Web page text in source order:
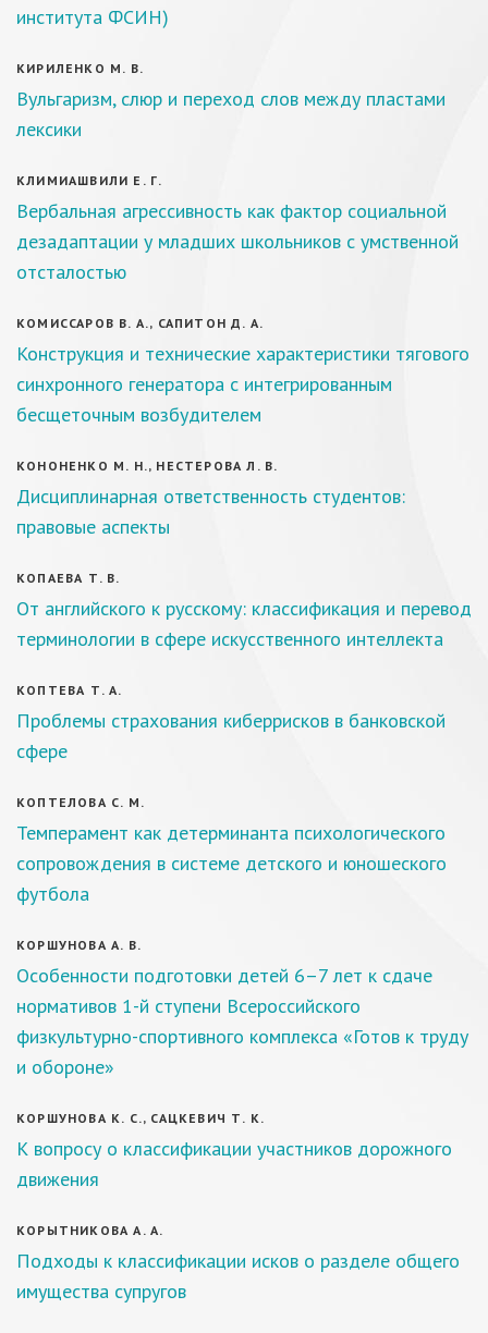
института ФСИН)
КИРИЛЕНКО М. В.
Вульгаризм, слюр и переход слов между пластами
лексики
КЛИМИАШВИЛИ Е. Г.
Вербальная агрессивность как фактор социальной
дезадаптации у младших школьников с умственной
отсталостью
КОМИССАРОВ В. А., САПИТОН Д. А.
Конструкция и технические характеристики тягового
синхронного генератора с интегрированным
бесщеточным возбудителем
КОНОНЕНКО М. Н., НЕСТЕРОВА Л. В.
Дисциплинарная ответственность студентов:
правовые аспекты
КОПАЕВА Т. В.
От английского к русскому: классификация и перевод
терминологии в сфере искусственного интеллекта
КОПТЕВА Т. А.
Проблемы страхования киберрисков в банковской
сфере
КОПТЕЛОВА С. М.
Темперамент как детерминанта психологического
сопровождения в системе детского и юношеского
футбола
КОРШУНОВА А. В.
Особенности подготовки детей 6–7 лет к сдаче
нормативов 1-й ступени Всероссийского
физкультурно-спортивного комплекса «Готов к труду
и обороне»
КОРШУНОВА К. С., САЦКЕВИЧ Т. К.
К вопросу о классификации участников дорожного
движения
КОРЫТНИКОВА А. А.
Подходы к классификации исков о разделе общего
имущества супругов